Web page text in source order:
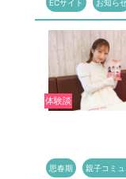
ECサイト お知ら
体験談
思春期 親子コミ